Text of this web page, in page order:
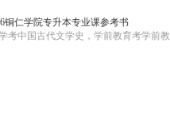
铜仁学院专升本专业课参考书
中国古代文学史，学前教育考学前